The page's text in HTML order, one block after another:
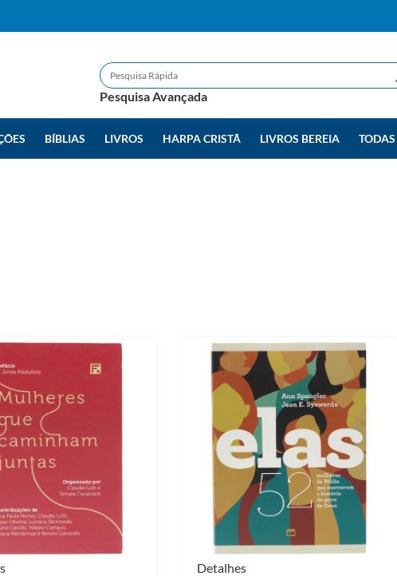
Pesquisa Avançada
BÍBLIAS LIVROS HARPA CRISTÃ LIVROS BEREIA TODAS
Detalhes